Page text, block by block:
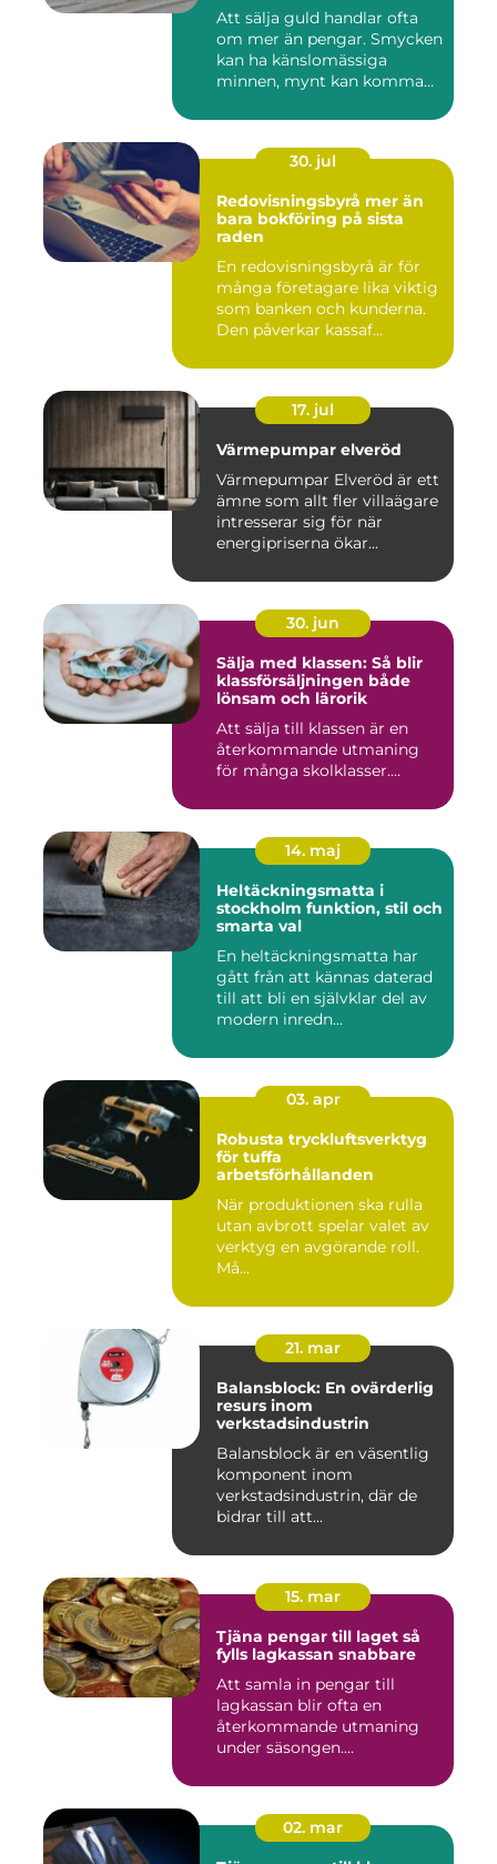
Att sälja guld handlar ofta
om mer än pengar. Smycken
kan ha känslomässiga
minnen, mynt kan komma
30. jul
Redovisningsbyrå mer än
bara bokföring på sista
raden
En redovisningsbyrå är för
många företagare lika viktig
som banken och kunderna.
Den påverkar kassaf...
17. jul
Värmepumpar elveröd
Värmepumpar Elveröd är ett
ämne som allt fler villaägare
intresserar sig för när
energipriserna ökar...
30. jun
Sälja med klassen: Så blir
klassförsäljningen både
lönsam och lärorik
Att sälja till klassen är en
återkommande utmaning
för många skolklasser....
14. maj
Heltäckningsmatta i
stockholm funktion, stil och
smarta val
En heltäckningsmatta har
gått från att kännas daterad
till att bli en självklar del av
modern inredn...
03. apr
Robusta tryckluftsverktyg
för tuffa
arbetsförhållanden
När produktionen ska rulla
utan avbrott spelar valet av
verktyg en avgörande roll.
Må...
21. mar
Balansblock: En ovärderlig
resurs inom
verkstadsindustrin
Balansblock är en väsentlig
komponent inom
verkstadsindustrin, där de
bidrar till att...
15. mar
Tjäna pengar till laget så
fylls lagkassan snabbare
Att samla in pengar till
lagkassan blir ofta en
återkommande utmaning
under säsongen.
02. mar